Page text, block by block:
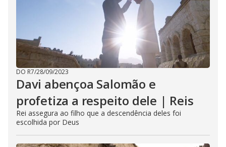
DO R7/28/09/2023
Davi abençoa Salomão e
profetiza a respeito dele | Reis
Rei assegura ao filho que a descendência deles foi
escolhida por Deus